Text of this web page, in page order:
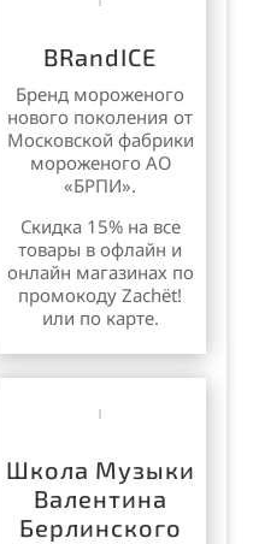
BRandICE
Бренд мороженого
нового поколения от
Московской фабрики
мороженого АО
«БРПИ».
Cкидка 15% на все
товары в офлайн и
онлайн магазинах по
промокоду Zachёt!
или по карте.
Школа Музыки
Валентина
Берлинского